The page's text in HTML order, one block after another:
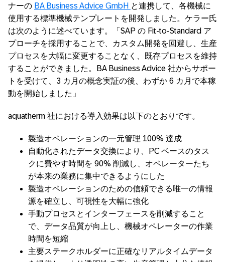
ナーの BA Business Advice GmbH と連携して、各機械に
使用する標準機械テンプレートを開発しました。ケラー氏
は次のように述べています。「SAP の Fit-to-Standard ア
プローチを採用することで、カスタム開発を回避し、生産
プロセスを大幅に変更することなく、既存プロセスを維持
することができました。BA Business Advice 社からサポー
トを受けて、3 カ月の概念実証の後、わずか 6 カ月で本稼
動を開始しました」
aquatherm 社における導入効果は以下のとおりです。
製造オペレーションの一元管理 100% 達成
自動化されたデータ交換により、PC ベースのタス
クに費やす時間を 90% 削減し、オペレーターたち
が本来の業務に集中できるようにした
製造オペレーションのための信頼できる唯一の情報
源を確立し、可視性を大幅に強化
手動プロセスとインターフェースを削減すること
で、データ品質が向上し、機械オペレーターの作業
時間を短縮
主要ステークホルダーに正確なリアルタイムデータ